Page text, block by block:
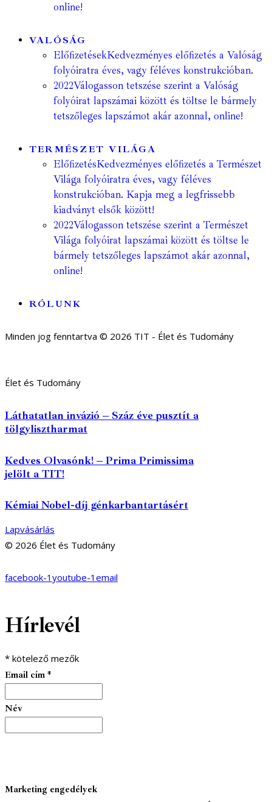
online!
VALÓSÁG
ElőfizetésekKedvezményes előfizetés a Valóság
folyóiratra éves, vagy féléves konstrukcióban.
2022Válogasson tetszése szerint a Valóság
folyóirat lapszámai között és töltse le bármely
tetszőleges lapszámot akár azonnal, online!
TERMÉSZET VILÁGA
ElőfizetésKedvezményes előfizetés a Természet
Világa folyóiratra éves, vagy féléves
konstrukcióban. Kapja meg a legfrissebb
kiadványt elsők között!
2022Válogasson tetszése szerint a Természet
Világa folyóirat lapszámai között és töltse le
bármely tetszőleges lapszámot akár azonnal,
online!
RÓLUNK
Minden jog fenntartva © 2026 TIT - Élet és Tudomány
Élet és Tudomány
Láthatatlan invázió – Száz éve pusztít a
tölgylisztharmat
Kedves Olvasónk! – Prima Primissima
jelölt a TIT!
Kémiai Nobel-díj génkarbantartásért
Lapvásárlás
© 2026 Élet és Tudomány
facebook-1 youtube-1 email
Hírlevél
* kötelező mezők
Email cím *
Név
Marketing engedélyek